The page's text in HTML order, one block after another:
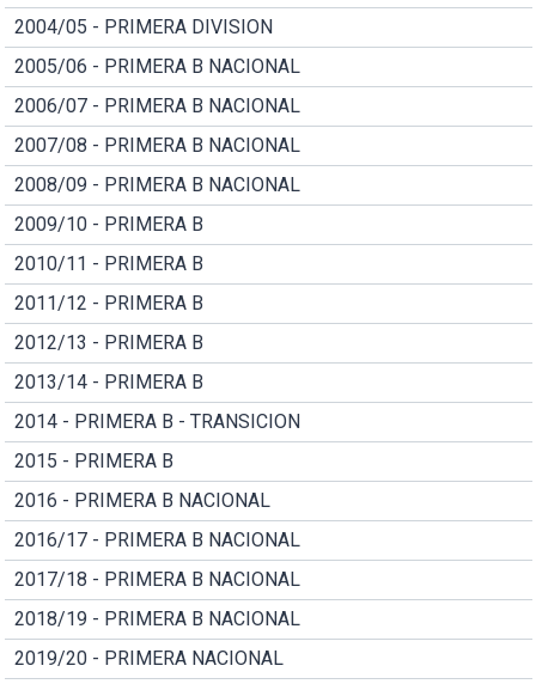
2004/05 - PRIMERA DIVISION
2005/06 - PRIMERA B NACIONAL
2006/07 - PRIMERA B NACIONAL
2007/08 - PRIMERA B NACIONAL
2008/09 - PRIMERA B NACIONAL
2009/10 - PRIMERA B
2010/11 - PRIMERA B
2011/12 - PRIMERA B
2012/13 - PRIMERA B
2013/14 - PRIMERA B
2014 - PRIMERA B - TRANSICION
2015 - PRIMERA B
2016 - PRIMERA B NACIONAL
2016/17 - PRIMERA B NACIONAL
2017/18 - PRIMERA B NACIONAL
2018/19 - PRIMERA B NACIONAL
2019/20 - PRIMERA NACIONAL